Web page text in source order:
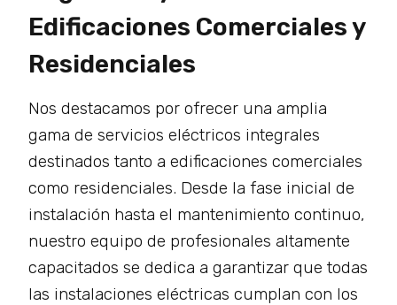
Edificaciones Comerciales y
Residenciales
Nos destacamos por ofrecer una amplia
gama de servicios eléctricos integrales
destinados tanto a edificaciones comerciales
como residenciales. Desde la fase inicial de
instalación hasta el mantenimiento continuo,
nuestro equipo de profesionales altamente
capacitados se dedica a garantizar que todas
las instalaciones eléctricas cumplan con los